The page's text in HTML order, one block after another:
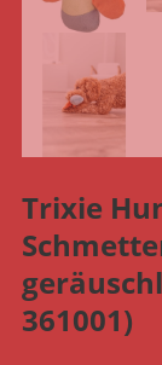
Trixie
361001)